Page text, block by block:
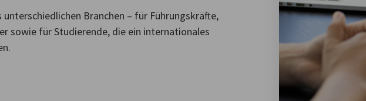
unterschiedlichen Branchen – für Führungskräfte,
sowie für Studierende, die ein internationales